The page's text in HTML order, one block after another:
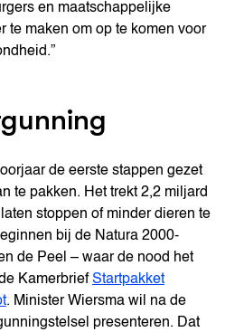
en maatschappelijke
te maken om op te komen voor
de eerste stappen gezet
te pakken. Het trekt 2,2 miljard
stoppen of minder dieren te
bij de Natura 2000-
de Peel – waar de nood het
KamerbriefStartpakket
. Minister Wiersma wil na de
presenteren. Dat